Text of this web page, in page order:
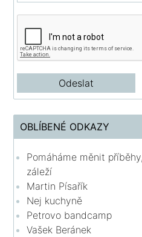
OBLÍBENÉ ODKAZY
Pomáháme měnit
záleží
Martin Písařík
Nej kuchyně
Petrovo bandcamp
Vašek Beránek